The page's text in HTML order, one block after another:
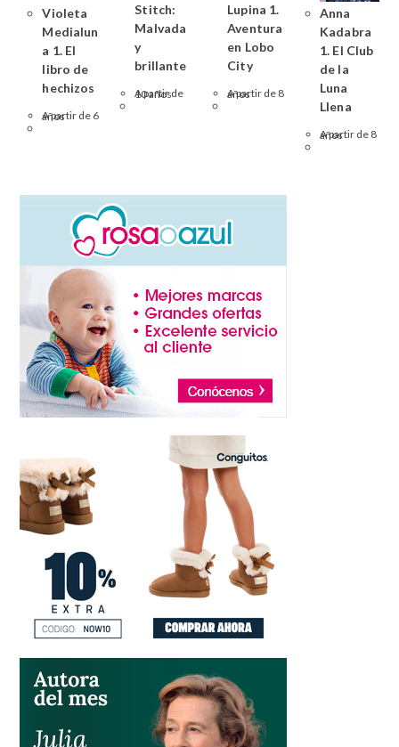
Violeta
Medialun
a 1. El
libro de
hechizos
A partir de 6 años
Stitch:
Malvada
y
brillante
A partir de 10 años
Lupina 1.
Aventura
en Lobo
City
A partir de 8 años
Anna
Kadabra
1. El Club
de la
Luna
Llena
A partir de 8 años